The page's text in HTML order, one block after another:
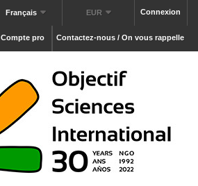
Connexion
EUR
Français
Contactez-nous / On vous rappelle
Compte pro